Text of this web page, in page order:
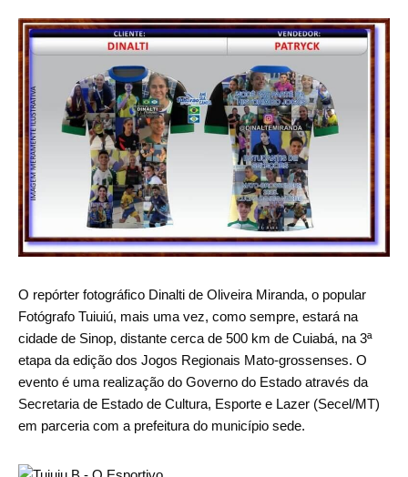
O repórter fotográfico Dinalti de Oliveira Miranda, o popular
Fotógrafo Tuiuiú, mais uma vez, como sempre, estará na
cidade de Sinop, distante cerca de 500 km de Cuiabá, na 3ª
etapa da edição dos Jogos Regionais Mato-grossenses. O
evento é uma realização do Governo do Estado através da
Secretaria de Estado de Cultura, Esporte e Lazer (Secel/MT)
em parceria com a prefeitura do município sede.